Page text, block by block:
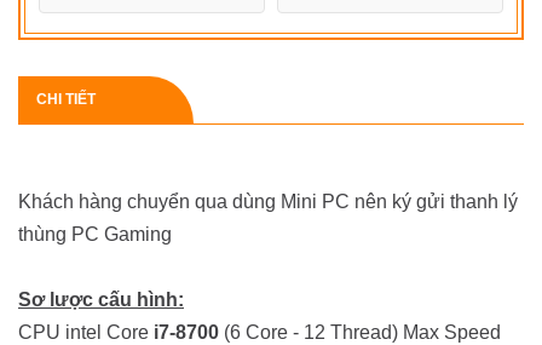
CHI TIẾT
Khách hàng chuyển qua dùng Mini PC nên ký gửi thanh lý
thùng PC Gaming
Sơ lược cấu hình:
CPU intel Core i7-8700 (6 Core - 12 Thread) Max Speed